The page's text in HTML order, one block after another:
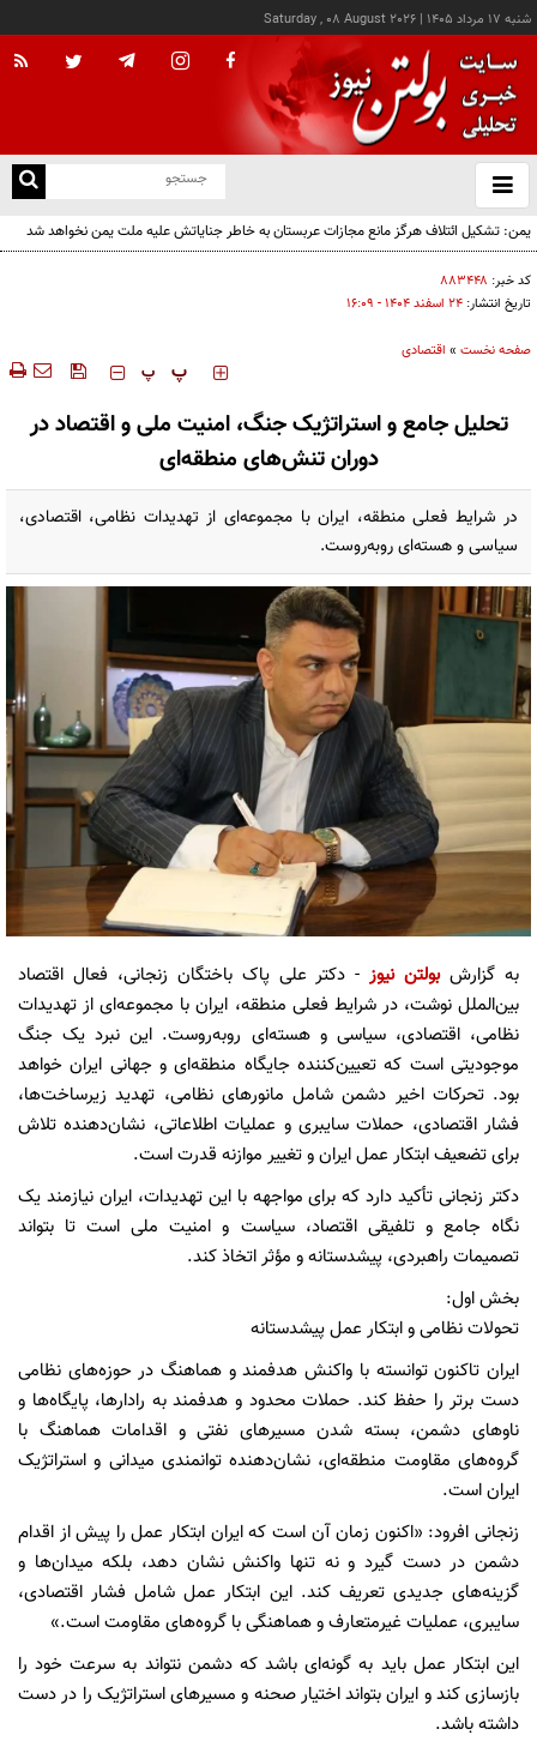
شنبه ۱۷ مرداد ۱۴۰۵ |
Saturday , 08 August 2026
باز
و
یمن: تشکیل ائتلاف هرگز مانع مجازات عربستان به خاطر جنایاتش علیه ملت یمن نخواهد شد
کد خبر: ۸۸۳۴۴۸
تاریخ انتشار: ۲۴ اسفند ۱۴۰۴ - ۱۶:۰۹
صفحه نخست » اقتصادی
‍‍‍ پ پ
تحلیل جامع و استراتژیک جنگ، امنیت ملی و اقتصاد در
دوران تنش‌های منطقه‌ای
در شرایط فعلی منطقه، ایران با مجموعه‌ای از تهدیدات نظامی، اقتصادی،
سیاسی و هسته‌ای روبه‌روست.
به گزارشبولتن نیوز- دکتر علی پاک باختگان زنجانی، فعال اقتصاد
بین‌الملل نوشت، در شرایط فعلی منطقه، ایران با مجموعه‌ای از تهدیدات
نظامی، اقتصادی، سیاسی و هسته‌ای روبه‌روست. این نبرد یک جنگ
موجودیتی است که تعیین‌کننده جایگاه منطقه‌ای و جهانی ایران خواهد
بود. تحرکات اخیر دشمن شامل مانورهای نظامی، تهدید زیرساخت‌ها،
فشار اقتصادی، حملات سایبری و عملیات اطلاعاتی، نشان‌دهنده تلاش
برای تضعیف ابتکار عمل ایران و تغییر موازنه قدرت است.
دکتر زنجانی تأکید دارد که برای مواجهه با این تهدیدات، ایران نیازمند یک
نگاه جامع و تلفیقی اقتصاد، سیاست و امنیت ملی است تا بتواند
تصمیمات راهبردی، پیشدستانه و مؤثر اتخاذ کند.
بخش اول:
تحولات نظامی و ابتکار عمل پیشدستانه
ایران تاکنون توانسته با واکنش هدفمند و هماهنگ در حوزه‌های نظامی
دست برتر را حفظ کند. حملات محدود و هدفمند به رادارها، پایگاه‌ها و
ناوهای دشمن، بسته شدن مسیرهای نفتی و اقدامات هماهنگ با
گروه‌های مقاومت منطقه‌ای، نشان‌دهنده توانمندی میدانی و استراتژیک
ایران است.
زنجانی افرود: «اکنون زمان آن است که ایران ابتکار عمل را پیش از اقدام
دشمن در دست گیرد و نه تنها واکنش نشان دهد، بلکه میدان‌ها و
گزینه‌های جدیدی تعریف کند. این ابتکار عمل شامل فشار اقتصادی،
سایبری، عملیات غیرمتعارف و هماهنگی با گروه‌های مقاومت است.»
این ابتکار عمل باید به گونه‌ای باشد که دشمن نتواند به سرعت خود را
بازسازی کند و ایران بتواند اختیار صحنه و مسیرهای استراتژیک را در دست
داشته باشد.